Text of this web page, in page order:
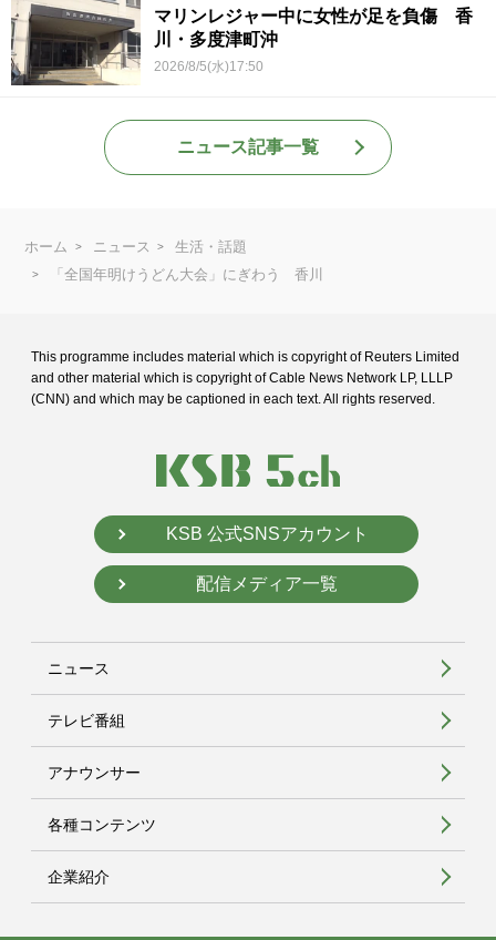
マリンレジャー中に女性が足を負傷 香
川・多度津町沖
2026/8/5(水)17:50
ニュース記事一覧
ホーム ニュース
生活・話題
「全国年明けうどん大会」にぎわう 香川
This programme includes material which is copyright of Reuters Limited
and other material which is copyright of Cable News Network LP, LLLP
(CNN) and which may be captioned in each text. All rights reserved.
KSB 公式SNSアカウント
配信メディア一覧
ニュース
テレビ番組
アナウンサー
各種コンテンツ
企業紹介